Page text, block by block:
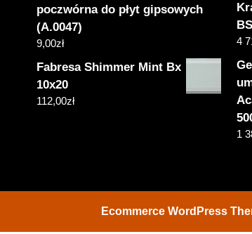
poczwórna do płyt gipsowych
(A.0047)
9,00zł
Fabresa Shimmer Mint Bx
10x20
112,00zł
BS
4
1
Ecommerce WordPress